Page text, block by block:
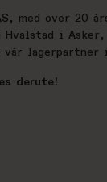
med over
i
lagerpartner
derute!